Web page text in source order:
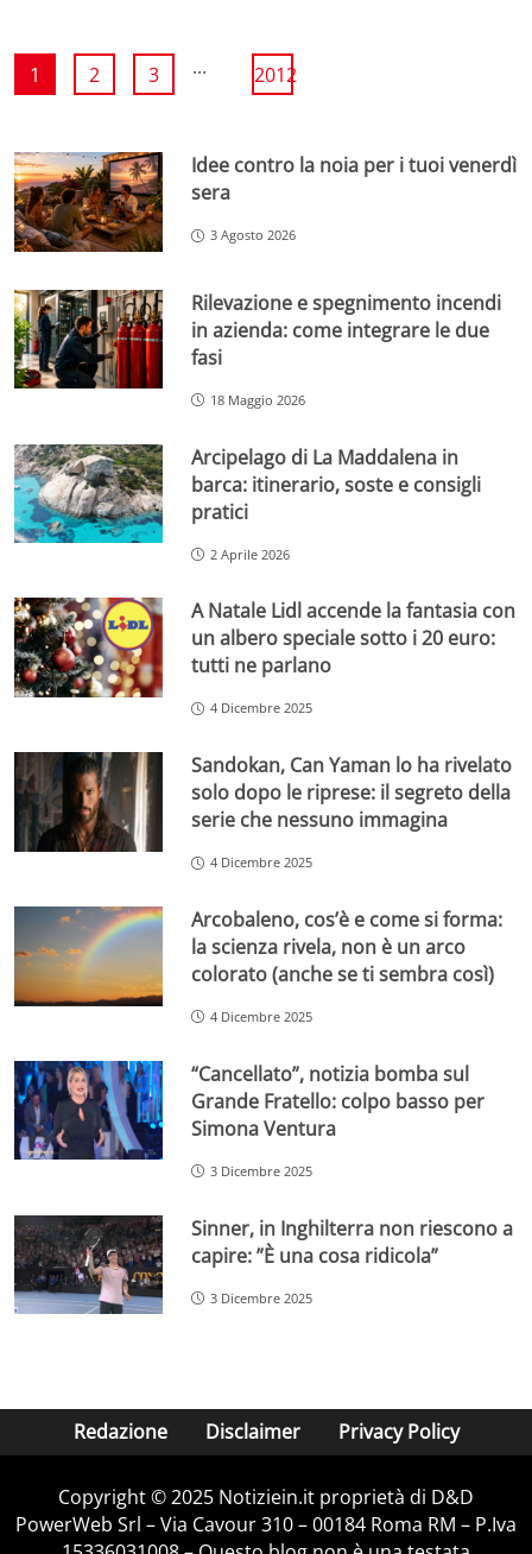
1 2 3 ... 2012
Idee contro la noia per i tuoi venerdì
sera
3 Agosto 2026
Rilevazione e spegnimento incendi
in azienda: come integrare le due
fasi
18 Maggio 2026
Arcipelago di La Maddalena in
barca: itinerario, soste e consigli
pratici
2 Aprile 2026
A Natale Lidl accende la fantasia con
un albero speciale sotto i 20 euro:
tutti ne parlano
4 Dicembre 2025
Sandokan, Can Yaman lo ha rivelato
solo dopo le riprese: il segreto della
serie che nessuno immagina
4 Dicembre 2025
Arcobaleno, cos’è e come si forma:
la scienza rivela, non è un arco
colorato (anche se ti sembra così)
4 Dicembre 2025
“Cancellato”, notizia bomba sul
Grande Fratello: colpo basso per
Simona Ventura
3 Dicembre 2025
Sinner, in Inghilterra non riescono a
capire: ”È una cosa ridicola”
3 Dicembre 2025
Redazione Disclaimer Privacy Policy
Copyright © 2025 Notiziein.it proprietà di D&D
PowerWeb Srl – Via Cavour 310 – 00184 Roma RM – P.Iva